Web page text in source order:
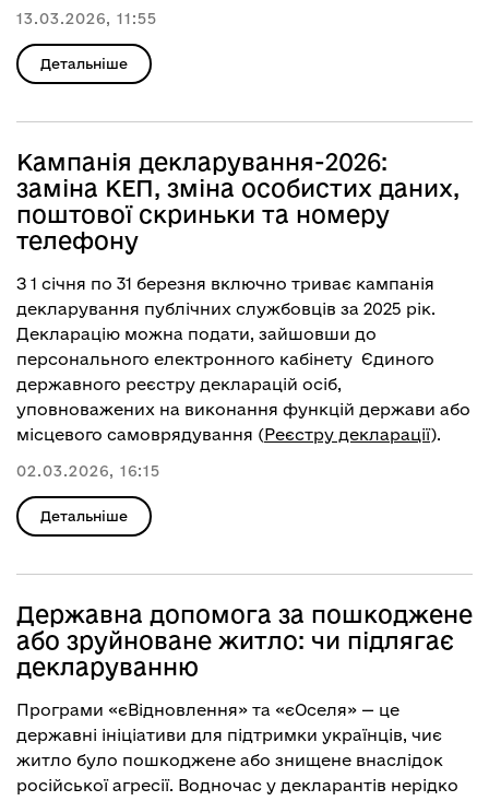
13.03.2026, 11:55
Детальніше
Кампанія декларування-2026:
заміна КЕП, зміна особистих даних,
поштової скриньки та номеру
телефону
З 1 січня по 31 березня включно триває кампанія
декларування публічних службовців за 2025 рік.
Декларацію можна подати, зайшовши до
персонального електронного кабінету Єдиного
державного реєстру декларацій осіб,
уповноважених на виконання функцій держави або
місцевого самоврядування (Реєстру декларації).
02.03.2026, 16:15
Детальніше
Державна допомога за пошкоджене
або зруйноване житло: чи підлягає
декларуванню
Програми «єВідновлення» та «єОселя» — це
державні ініціативи для підтримки українців, чиє
житло було пошкоджене або знищене внаслідок
російської агресії. Водночас у декларантів нерідко